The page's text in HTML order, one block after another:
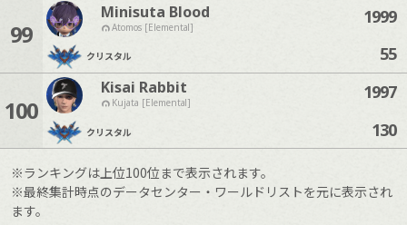
99
Minisuta Blood
Atomos [Elemental]
クリスタル
1999
55
100
Kisai Rabbit
Kujata [Elemental]
クリスタル
1997
130
※ランキングは上位100位まで表示されます。
※最終集計時点のデータセンター・ワールドリストを元に表示され
ます。